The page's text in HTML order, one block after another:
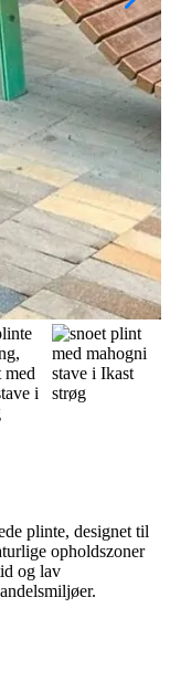
plinte, designet til
opholdszoner
og lav